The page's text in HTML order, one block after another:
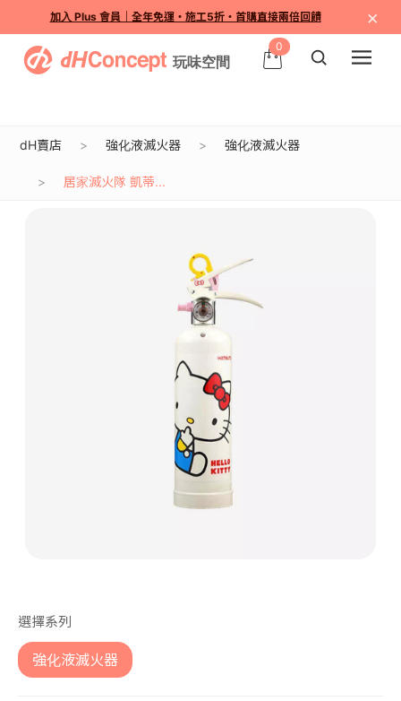
加入 Plus 會員｜全年免運・施工5折・首購直接兩倍回饋 ×
0
dH賣店 強化液滅火器 強化液滅火器
居家滅火隊 凱蒂...
選擇系列
強化液滅火器